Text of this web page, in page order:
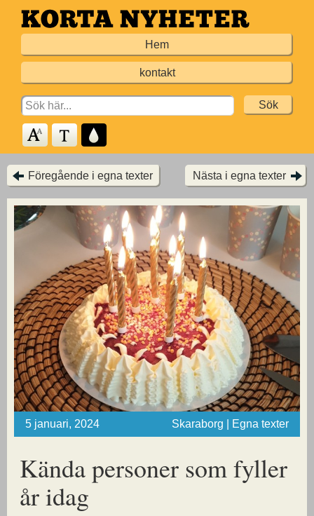
Hoppa
till
Hem
kontakt
Search
for:
Föregående i egna texter Nästa i egna texter
5 januari, 2024 Skaraborg | Egna texter
Kända personer som fyller
år idag